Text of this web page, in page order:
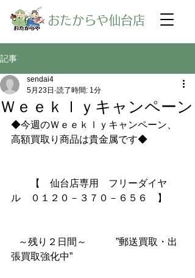
​おたからや仙台店
記事
Ｗｅｅｋｌｙキャンペーン
sendai4
5月23日 読了時間: 1分
◆今週のＷｅｅｋｌｙキャンペーン、
高額買取り商品は貴金属です◆
【　仙台店専用　フリーダイヤ
ル　０１２０－３７０－６５６　】
～残り２日間～　　　”郵送買取・出
張買取強化中”